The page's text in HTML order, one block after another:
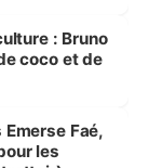
: Bruno
coco et de
Emerse Faé,
les